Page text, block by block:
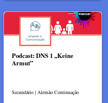
Podcast: DNS 1 ,,Keine
Armut”
Secundário | Alemão Continuação